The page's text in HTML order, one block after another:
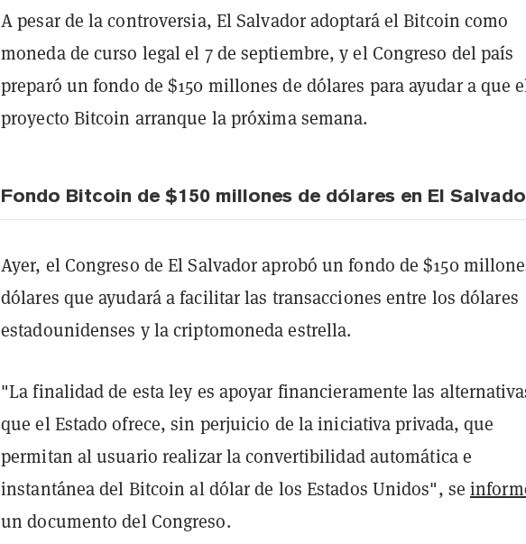
A pesar de la controversia, El Salvador adoptará el Bitcoin como
moneda de curso legal el 7 de septiembre, y el Congreso del país
preparó un fondo de $150 millones de dólares para ayudar a que
proyecto Bitcoin arranque la próxima semana.
Fondo Bitcoin de $150 millones de dólares en El
Ayer, el Congreso de El Salvador aprobó un fondo de $150
dólares que ayudará a facilitar las transacciones entre los dólares
estadounidenses y la criptomoneda estrella.
"La finalidad de esta ley es apoyar financieramente las
que el Estado ofrece, sin perjuicio de la iniciativa privada, que
permitan al usuario realizar la convertibilidad automática e
instantánea del Bitcoin al dólar de los Estados Unidos", se
un documento del Congreso.